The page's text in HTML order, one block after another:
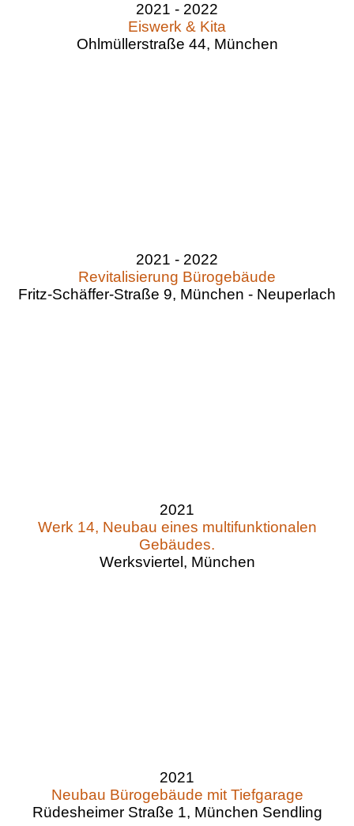
2021 - 2022
Eiswerk & Kita
Ohlmüllerstraße 44, München
2021 - 2022
Revitalisierung Bürogebäude
Fritz-Schäffer-Straße 9, München - Neuperlach
2021
Werk 14, Neubau eines multifunktionalen
Gebäudes.
Werksviertel, München
2021
Neubau Bürogebäude mit Tiefgarage
Rüdesheimer Straße 1, München Sendling